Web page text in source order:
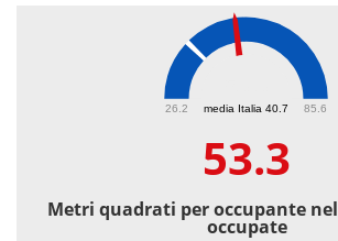
media Italia 40.7
26.2 85.6
53.3
Metri quadrati per occupante
occupate